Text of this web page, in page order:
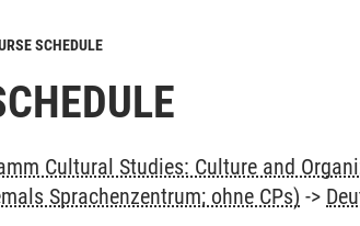
SCHEDULE
Cultural Studies: Culture and
Sprachenzentrum; ohne CPs) ->